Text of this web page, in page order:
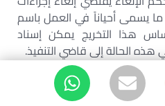
يسمى أحياناً في العمل باسم
هذا التخريج يمكن إسناد
الحالة إلى قاضي التنفيذ.
والمحلي